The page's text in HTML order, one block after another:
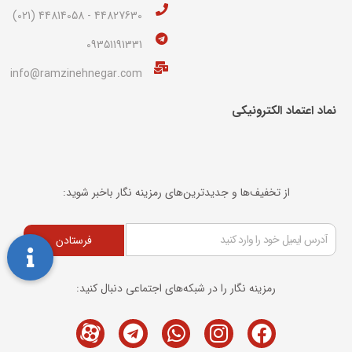
44827630 - 44814058 (021)
09351191331
info@ramzinehnegar.com
نماد اعتماد الکترونیکی​
از تخفیف‌ها و جدیدترین‌های رمزینه نگار باخبر شوید:
فرستادن
رمزینه نگار را در شبکه‌های اجتماعی دنبال کنید:
Facebook
Instagram
Whatsapp
Telegram
M-